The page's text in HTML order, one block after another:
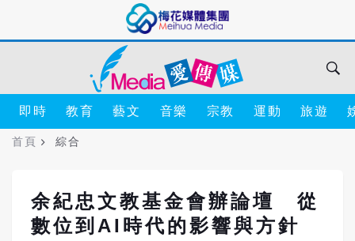
即時 教育 藝文 音樂 宗教 運動 旅遊
首頁 綜合
余紀忠文教基金會辦論壇 從
數位到AI時代的影響與方針